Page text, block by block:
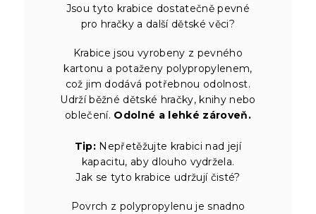
Jsou tyto krabice dostatečně pevné
pro hračky a další dětské věci?
Krabice jsou vyrobeny z pevného
kartonu a potaženy polypropylenem,
což jim dodává potřebnou odolnost.
Udrží běžné dětské hračky, knihy nebo
oblečení. Odolné a lehké zároveň.
Tip: Nepřetěžujte krabici nad její
kapacitu, aby dlouho vydržela.
Jak se tyto krabice udržují čisté?
Povrch z polypropylenu je snadno